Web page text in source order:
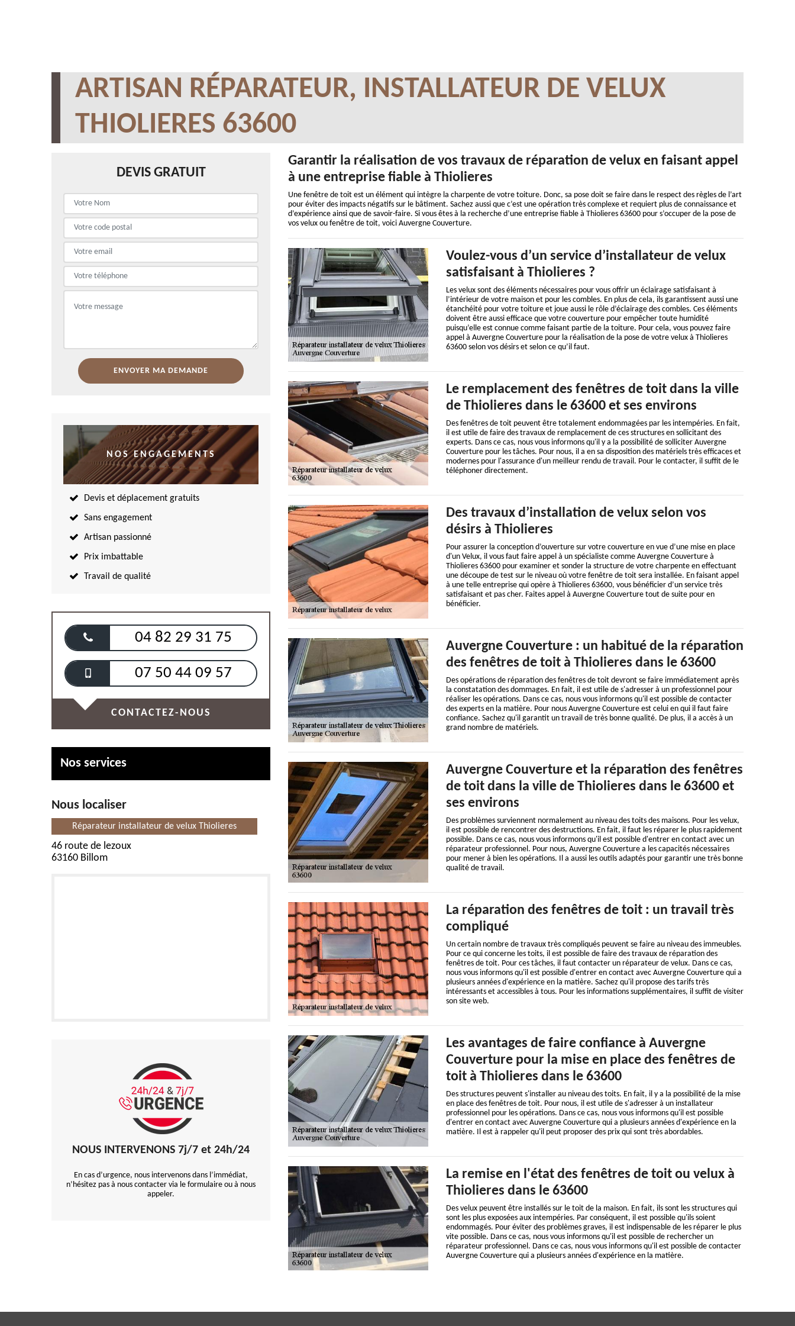
ARTISAN RÉPARATEUR, INSTALLATEUR DE VELUX
THIOLIERES 63600
DEVIS GRATUIT
NOS ENGAGEMENTS
Devis et déplacement gratuits
Sans engagement
Artisan passionné
Prix imbattable
Travail de qualité
04 82 29 31 75
07 50 44 09 57
CONTACTEZ-NOUS
Nos services
Nous localiser
Réparateur installateur de velux Thiolieres
46 route de lezoux
63160 Billom
NOUS INTERVENONS 7j/7 et 24h/24
En cas d’urgence, nous intervenons dans l’immédiat,
n’hésitez pas à nous contacter via le formulaire ou à nous
appeler.
Garantir la réalisation de vos travaux de réparation de velux en faisant appel
à une entreprise fiable à Thiolieres
Une fenêtre de toit est un élément qui intègre la charpente de votre toiture. Donc, sa pose doit se faire dans le respect des règles de l’art
pour éviter des impacts négatifs sur le bâtiment. Sachez aussi que c’est une opération très complexe et requiert plus de connaissance et
d’expérience ainsi que de savoir-faire. Si vous êtes à la recherche d’une entreprise fiable à Thiolieres 63600 pour s’occuper de la pose de
vos velux ou fenêtre de toit, voici Auvergne Couverture.
Voulez-vous d’un service d’installateur de velux
satisfaisant à Thiolieres ?
Les velux sont des éléments nécessaires pour vous offrir un éclairage satisfaisant à
l’intérieur de votre maison et pour les combles. En plus de cela, ils garantissent aussi une
étanchéité pour votre toiture et joue aussi le rôle d’éclairage des combles. Ces éléments
doivent être aussi efficace que votre couverture pour empêcher toute humidité
puisqu’elle est connue comme faisant partie de la toiture. Pour cela, vous pouvez faire
appel à Auvergne Couverture pour la réalisation de la pose de votre velux à Thiolieres
63600 selon vos désirs et selon ce qu’il faut.
Le remplacement des fenêtres de toit dans la ville
de Thiolieres dans le 63600 et ses environs
Des fenêtres de toit peuvent être totalement endommagées par les intempéries. En fait,
il est utile de faire des travaux de remplacement de ces structures en sollicitant des
experts. Dans ce cas, nous vous informons qu'il y a la possibilité de solliciter Auvergne
Couverture pour les tâches. Pour nous, il a en sa disposition des matériels très efficaces et
modernes pour l'assurance d'un meilleur rendu de travail. Pour le contacter, il suffit de le
téléphoner directement.
Des travaux d’installation de velux selon vos
désirs à Thiolieres
Pour assurer la conception d’ouverture sur votre couverture en vue d’une mise en place
d'un Velux, il vous faut faire appel à un spécialiste comme Auvergne Couverture à
Thiolieres 63600 pour examiner et sonder la structure de votre charpente en effectuant
une découpe de test sur le niveau où votre fenêtre de toit sera installée. En faisant appel
à une telle entreprise qui opère à Thiolieres 63600, vous bénéficier d’un service très
satisfaisant et pas cher. Faites appel à Auvergne Couverture tout de suite pour en
bénéficier.
Auvergne Couverture : un habitué de la réparation
des fenêtres de toit à Thiolieres dans le 63600
Des opérations de réparation des fenêtres de toit devront se faire immédiatement après
la constatation des dommages. En fait, il est utile de s'adresser à un professionnel pour
réaliser les opérations. Dans ce cas, nous vous informons qu'il est possible de contacter
des experts en la matière. Pour nous Auvergne Couverture est celui en qui il faut faire
confiance. Sachez qu'il garantit un travail de très bonne qualité. De plus, il a accès à un
grand nombre de matériels.
Auvergne Couverture et la réparation des fenêtres
de toit dans la ville de Thiolieres dans le 63600 et
ses environs
Des problèmes surviennent normalement au niveau des toits des maisons. Pour les velux,
il est possible de rencontrer des destructions. En fait, il faut les réparer le plus rapidement
possible. Dans ce cas, nous vous informons qu'il est possible d'entrer en contact avec un
réparateur professionnel. Pour nous, Auvergne Couverture a les capacités nécessaires
pour mener à bien les opérations. Il a aussi les outils adaptés pour garantir une très bonne
qualité de travail.
La réparation des fenêtres de toit : un travail très
compliqué
Un certain nombre de travaux très compliqués peuvent se faire au niveau des immeubles.
Pour ce qui concerne les toits, il est possible de faire des travaux de réparation des
fenêtres de toit. Pour ces tâches, il faut contacter un réparateur de velux. Dans ce cas,
nous vous informons qu'il est possible d'entrer en contact avec Auvergne Couverture qui a
plusieurs années d'expérience en la matière. Sachez qu'il propose des tarifs très
intéressants et accessibles à tous. Pour les informations supplémentaires, il suffit de visiter
son site web.
Les avantages de faire confiance à Auvergne
Couverture pour la mise en place des fenêtres de
toit à Thiolieres dans le 63600
Des structures peuvent s'installer au niveau des toits. En fait, il y a la possibilité de la mise
en place des fenêtres de toit. Pour nous, il est utile de s'adresser à un installateur
professionnel pour les opérations. Dans ce cas, nous vous informons qu'il est possible
d'entrer en contact avec Auvergne Couverture qui a plusieurs années d'expérience en la
matière. Il est à rappeler qu'il peut proposer des prix qui sont très abordables.
La remise en l'état des fenêtres de toit ou velux à
Thiolieres dans le 63600
Des velux peuvent être installés sur le toit de la maison. En fait, ils sont les structures qui
sont les plus exposées aux intempéries. Par conséquent, il est possible qu'ils soient
endommagés. Pour éviter des problèmes graves, il est indispensable de les réparer le plus
vite possible. Dans ce cas, nous vous informons qu'il est possible de rechercher un
réparateur professionnel. Dans ce cas, nous vous informons qu'il est possible de contacter
Auvergne Couverture qui a plusieurs années d'expérience en la matière.